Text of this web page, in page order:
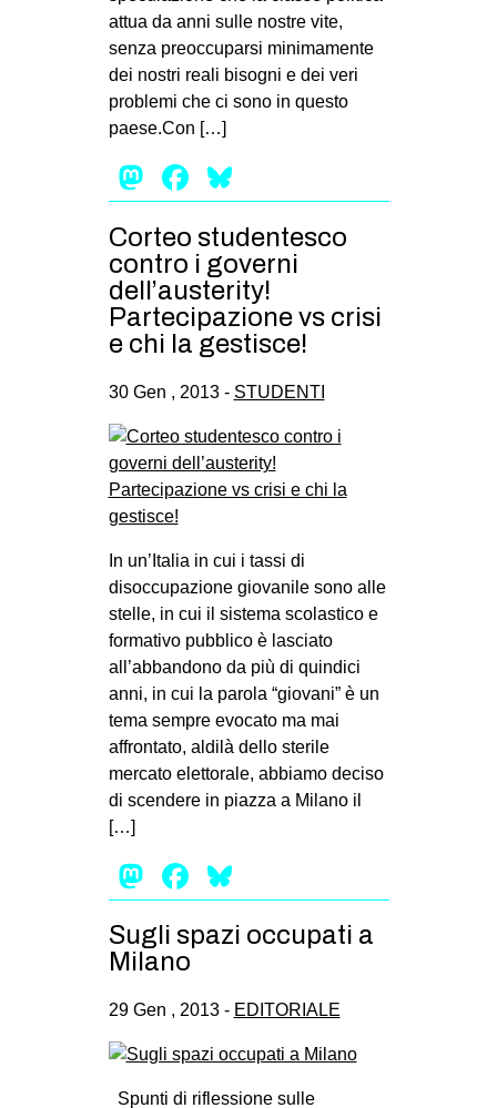
attua da anni sulle nostre vite,
senza preoccuparsi minimamente
dei nostri reali bisogni e dei veri
problemi che ci sono in questo
paese.Con […]
Mastodon
Facebook
Corteo studentesco
contro i governi
dell’austerity!
Partecipazione vs crisi
e chi la gestisce!
30 Gen , 2013 - STUDENTI
In un’Italia in cui i tassi di
disoccupazione giovanile sono alle
stelle, in cui il sistema scolastico e
formativo pubblico è lasciato
all’abbandono da più di quindici
anni, in cui la parola “giovani” è un
tema sempre evocato ma mai
affrontato, aldilà dello sterile
mercato elettorale, abbiamo deciso
di scendere in piazza a Milano il
[…]
Mastodon
Facebook
Sugli spazi occupati a
Milano
29 Gen , 2013 - EDITORIALE
Spunti di riflessione sulle